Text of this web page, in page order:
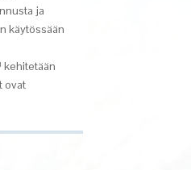
ja
käytössään
ovat